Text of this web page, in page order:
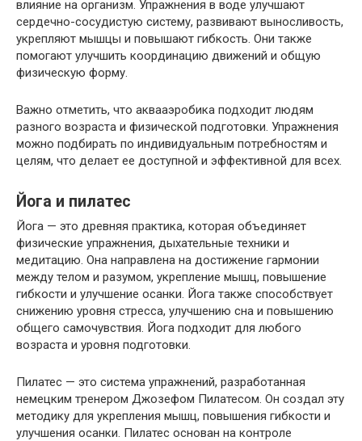
влияние на организм. Упражнения в воде улучшают
сердечно-сосудистую систему, развивают выносливость,
укрепляют мышцы и повышают гибкость. Они также
помогают улучшить координацию движений и общую
физическую форму.
Важно отметить, что аквааэробика подходит людям
разного возраста и физической подготовки. Упражнения
можно подбирать по индивидуальным потребностям и
целям, что делает ее доступной и эффективной для всех.
Йога и пилатес
Йога — это древняя практика, которая объединяет
физические упражнения, дыхательные техники и
медитацию. Она направлена на достижение гармонии
между телом и разумом, укрепление мышц, повышение
гибкости и улучшение осанки. Йога также способствует
снижению уровня стресса, улучшению сна и повышению
общего самочувствия. Йога подходит для любого
возраста и уровня подготовки.
Пилатес — это система упражнений, разработанная
немецким тренером Джозефом Пилатесом. Он создал эту
методику для укрепления мышц, повышения гибкости и
улучшения осанки. Пилатес основан на контроле